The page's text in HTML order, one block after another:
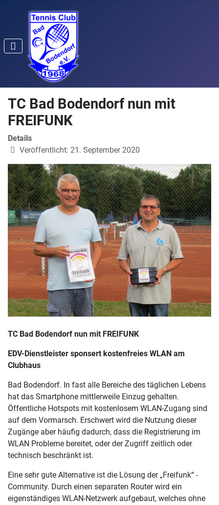
TC Bad Bodendorf nun mit
FREIFUNK
Details
Veröffentlicht: 21. September 2020
TC Bad Bodendorf nun mit FREIFUNK
EDV-Dienstleister sponsert kostenfreies WLAN am
Clubhaus
Bad Bodendorf. In fast alle Bereiche des täglichen Lebens
hat das Smartphone mittlerweile Einzug gehalten.
Öffentliche Hotspots mit kostenlosem WLAN-Zugang sind
auf dem Vormarsch. Erschwert wird die Nutzung dieser
Zugänge aber häufig dadurch, dass die Registrierung im
WLAN Probleme bereitet, oder der Zugriff zeitlich oder
technisch beschränkt ist.
Eine sehr gute Alternative ist die Lösung der „Freifunk“ -
Community. Durch einen separaten Router wird ein
eigenständiges WLAN-Netzwerk aufgebaut, welches ohne